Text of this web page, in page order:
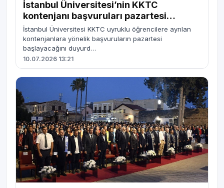
İstanbul Üniversitesi’nin KKTC
kontenjanı başvuruları pazartesi
başlıyor
İstanbul Üniversitesi KKTC uyruklu öğrencilere ayrılan
kontenjanlara yönelik başvuruların pazartesi
başlayacağını duyurd…
10.07.2026 13:21